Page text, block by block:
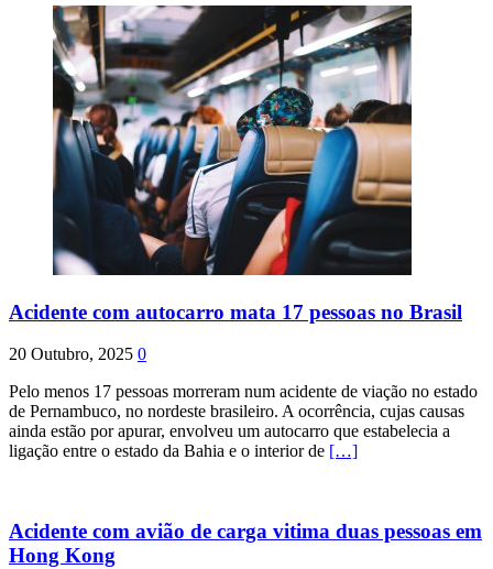
Acidente com autocarro mata 17 pessoas no Brasil
20 Outubro, 2025 0
Pelo menos 17 pessoas morreram num acidente de viação no estado
de Pernambuco, no nordeste brasileiro. A ocorrência, cujas causas
ainda estão por apurar, envolveu um autocarro que estabelecia a
ligação entre o estado da Bahia e o interior de […]
Acidente com avião de carga vitima duas pessoas em
Hong Kong